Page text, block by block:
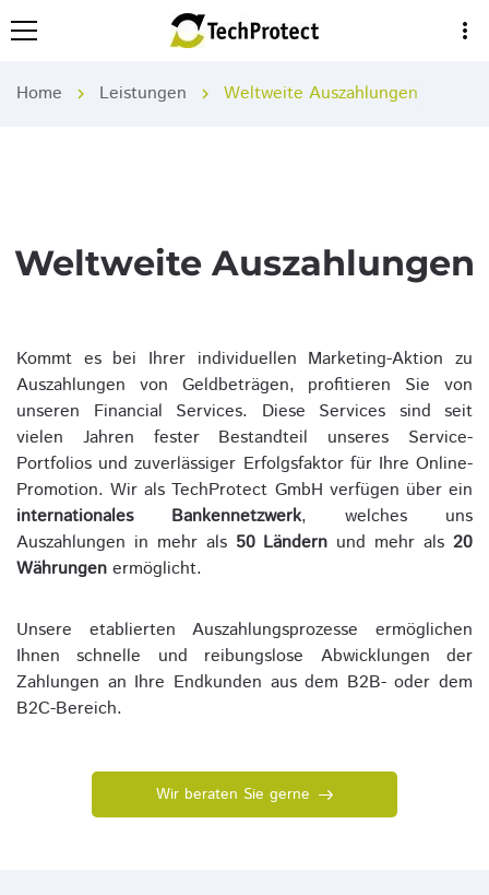
more_vert
Home chevron_right Leistungen chevron_right Weltweite Auszahlungen
Weltweite Auszahlungen
Kommt es bei Ihrer individuellen Marketing-Aktion zu
Auszahlungen von Geldbeträgen, profitieren Sie von
unseren Financial Services. Diese Services sind seit
vielen Jahren fester Bestandteil unseres Service-
Portfolios und zuverlässiger Erfolgsfaktor für Ihre Online-
Promotion. Wir als TechProtect GmbH verfügen über ein
internationales Bankennetzwerk, welches uns
Auszahlungen in mehr als 50 Ländern und mehr als20
Währungen ermöglicht.
Unsere etablierten Auszahlungsprozesse ermöglichen
Ihnen schnelle und reibungslose Abwicklungen der
Zahlungen an Ihre Endkunden aus dem B2B- oder dem
B2C-Bereich.
Wir beraten Sie gerne